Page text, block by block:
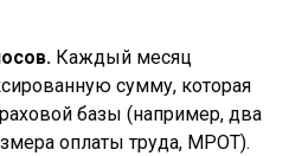
Каждый месяц
сумму, которая
базы (например, два
оплаты труда, МРОТ).